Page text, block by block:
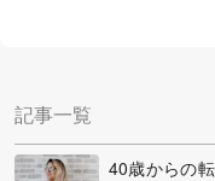
の派遣会社を選んで登
記事一覧
40歳からの